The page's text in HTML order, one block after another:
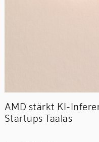
AMD stärkt KI-
Startups Taalas